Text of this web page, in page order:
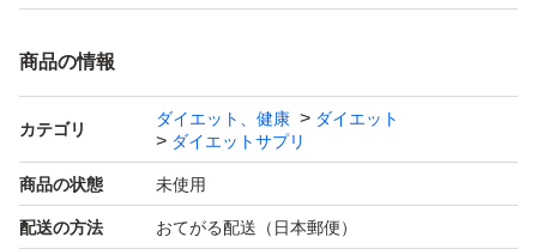
商品の情報
カテゴリ
ダイエット、健康
ダイエット
ダイエットサプリ
商品の状態 未使用
配送の方法 おてがる配送（日本郵便）